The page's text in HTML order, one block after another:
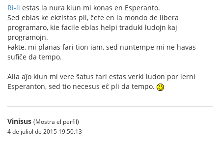
Ri-li estas la nura kiun mi konas en Esperanto.
Sed eblas ke ekzistas pli, ĉefe en la mondo de libera
programaro, kie facile eblas helpi traduki ludojn kaj
programojn.
Fakte, mi planas fari tion iam, sed nuntempe mi ne havas
sufiĉe da tempo.
Alia aĵo kiun mi vere ŝatus fari estas verki ludon por lerni
Esperanton, sed tio necesus eĉ pli da tempo.
Vinisus (Mostra el perfil)
4 de juliol de 2015 19.50.13